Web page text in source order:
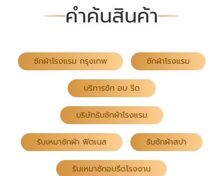
คำค้นสินค้า
ซักผ้าโรงแรม กรุงเทพ ซักผ้าโรงแรม
บริการซัก อบ รีด
บริษัทรับซักผ้าโรงแรม
รับเหมาซักผ้า ฟิตเนส รับซักผ้าสปา
รับเหมาซักอบรีดโรงงาน